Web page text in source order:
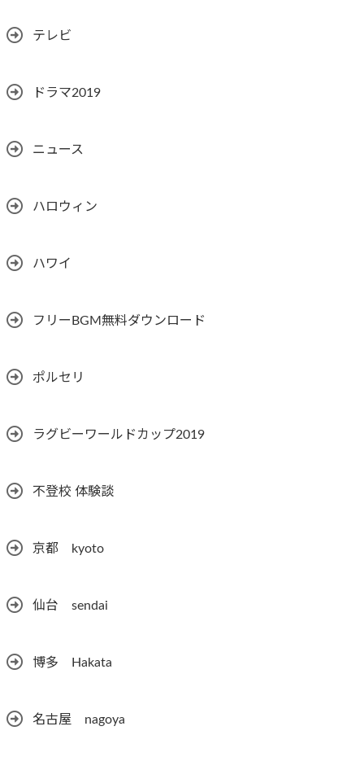
テレビ
ドラマ2019
ニュース
ハロウィン
ハワイ
フリーBGM無料ダウンロード
ポルセリ
ラグビーワールドカップ2019
不登校 体験談
京都 kyoto
仙台 sendai
博多 Hakata
名古屋 nagoya